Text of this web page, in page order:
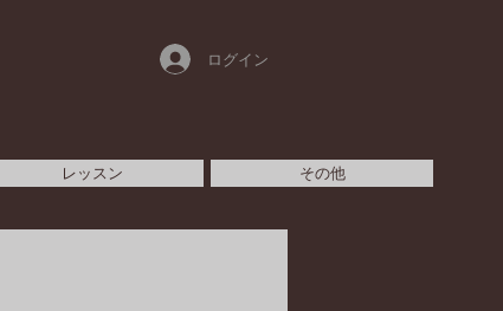
ログイン
レッスン その他